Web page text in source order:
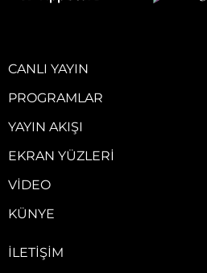
CANLI YAYIN
PROGRAMLAR
YAYIN AKIŞI
EKRAN YÜZLERI
VIDEO
KÜNYE
İLETIŞIM